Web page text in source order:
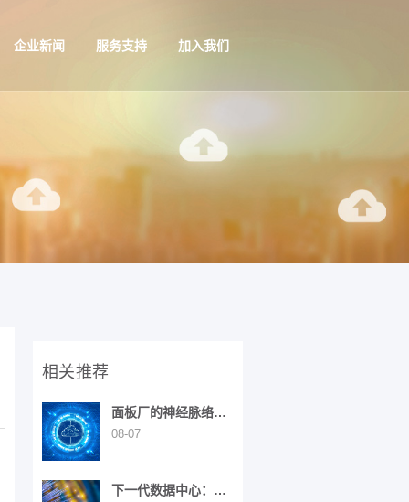
企业新闻 服务支持 加入我们
相关推荐
面板厂的神经脉络：
综合布线在智能制造
08-07
下一代数据中心：构